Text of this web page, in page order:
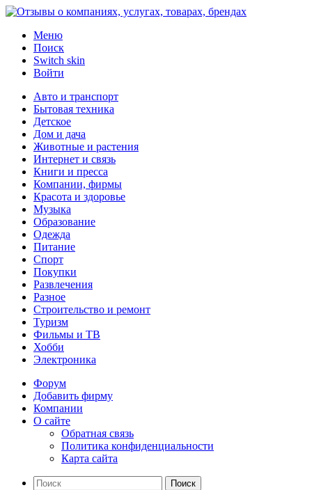
Меню
Поиск
Switch skin
Войти
Авто и транспорт
Бытовая техника
Детское
Дом и дача
Животные и растения
Интернет и связь
Книги и пресса
Компании, фирмы
Красота и здоровье
Музыка
Образование
Одежда
Питание
Спорт
Покупки
Развлечения
Разное
Строительство и ремонт
Туризм
Фильмы и ТВ
Хобби
Электроника
Форум
Добавить фирму
Компании
О сайте
Обратная связь
Политика конфиденциальности
Карта сайта
Поиск